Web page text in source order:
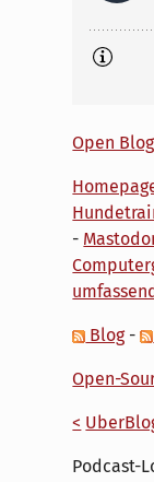
Open
-
Blog-
Open-
<
Podcast-